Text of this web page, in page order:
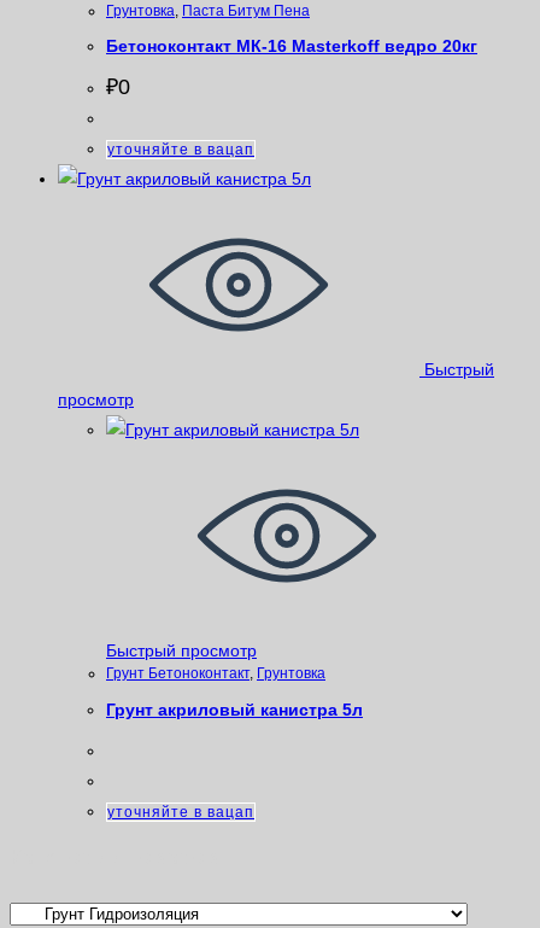
Грунтовка Паста Битум Пена
Бетоноконтакт МК-16 Masterkoff ведро 20кг
₽0
уточняйте в вацап
Быстрый
просмотр
Быстрый просмотр
Грунт Бетоноконтакт, Грунтовка
Грунт акриловый канистра 5л
уточняйте в вацап